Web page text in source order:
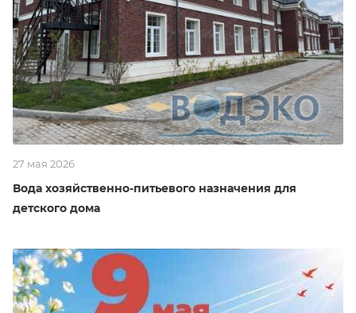
27 мая 2026
Вода хозяйственно-питьевого назначения для
детского дома